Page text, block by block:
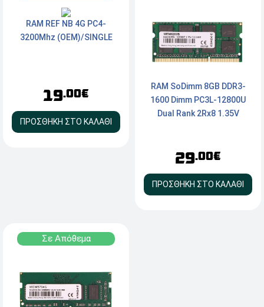
RAM REF NB 4G PC4-
3200Mhz (OEM)/SINGLE
19.00€
ΠΡΟΣΘΗΚΗ ΣΤΟ ΚΑΛΑΘΙ
RAM SoDimm 8GB DDR3-
1600 Dimm PC3L-12800U
Dual Rank 2Rx8 1.35V
29.00€
ΠΡΟΣΘΗΚΗ ΣΤΟ ΚΑΛΑΘΙ
Σε Απόθεμα